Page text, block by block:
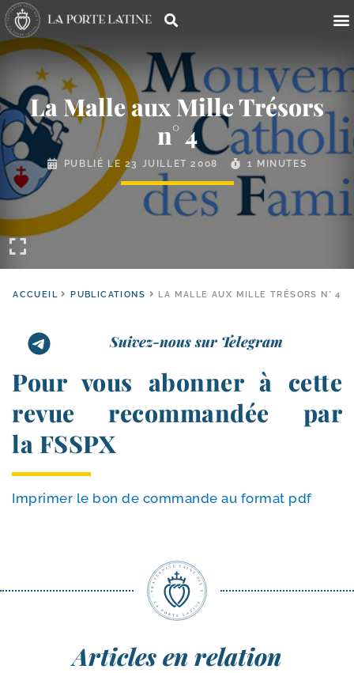
La Malle aux Mille Trésors
n° 4
PUBLIÉ LE 23 JUILLET 2008 1 MINUTES
ACCUEIL PUBLICATIONS LA MALLE AUX MILLE TRÉSORS N° 4
Suivez-nous sur Telegram
Pour vous abonner à cette
revue recommandée par
la FSSPX
Imprimer le bon de com­mande au for­mat pdf
Articles en relation